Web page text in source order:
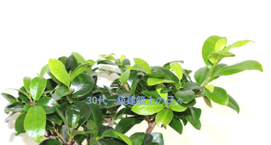
30代一級建築士の日々